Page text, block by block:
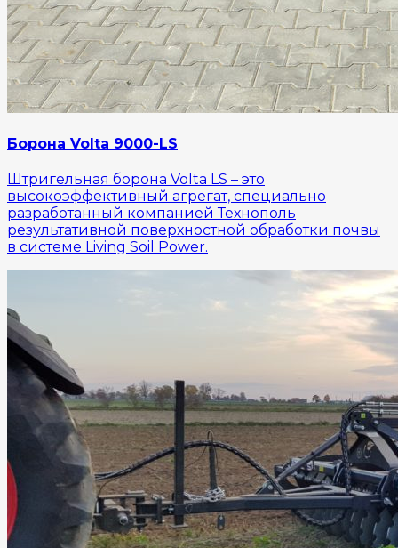
Борона Volta 9000-LS
Штригельная борона Volta LS – это
высокоэффективный агрегат, специально
разработанный компанией Технополь
результативной поверхностной обработки почвы
в системе Living Soil Power.